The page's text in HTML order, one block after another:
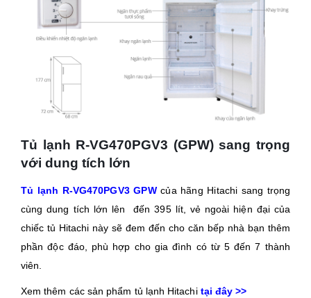
Tủ lạnh R-VG470PGV3 (GPW)sang trọng
với dung tích lớn
Tủ lạnh R-VG470PGV3 GPW của hãng Hitachi sang trọng
cùng dung tích lớn lên đến 395 lít, vẻ ngoài hiện đại của
chiếc tủ Hitachi này sẽ đem đến cho căn bếp nhà bạn thêm
phần độc đáo, phù hợp cho gia đình có từ 5 đến 7 thành
viên.
Xem thêm các sản phẩm tủ lạnh Hitachi tại đây >>